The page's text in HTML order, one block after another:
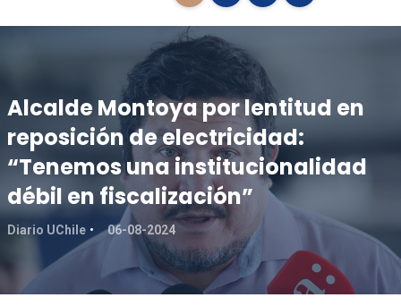
Alcalde Montoya por lentitud en
reposición de electricidad:
“Tenemos una institucionalidad
débil en fiscalización”
Diario UChile 06-08-2024